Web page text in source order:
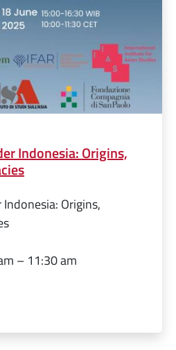
Indonesia: Origins,
Origins,
– 11:30 am